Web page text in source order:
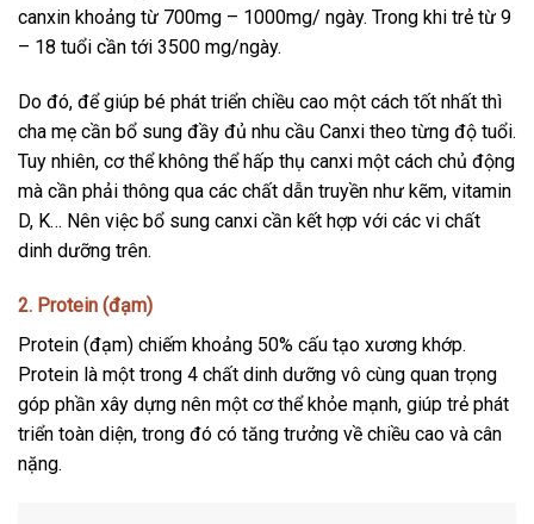
canxin khoảng từ 700mg – 1000mg/ ngày. Trong khi trẻ từ 9
– 18 tuổi cần tới 3500 mg/ngày.
Do đó, để giúp bé phát triển chiều cao một cách tốt nhất thì
cha mẹ cần bổ sung đầy đủ nhu cầu Canxi theo từng độ tuổi.
Tuy nhiên, cơ thể không thể hấp thụ canxi một cách chủ động
mà cần phải thông qua các chất dẫn truyền như kẽm, vitamin
D, K… Nên việc bổ sung canxi cần kết hợp với các vi chất
dinh dưỡng trên.
2. Protein (đạm)
Protein (đạm) chiếm khoảng 50% cấu tạo xương khớp.
Protein là một trong 4 chất dinh dưỡng vô cùng quan trọng
góp phần xây dựng nên một cơ thể khỏe mạnh, giúp trẻ phát
triển toàn diện, trong đó có tăng trưởng về chiều cao và cân
nặng.